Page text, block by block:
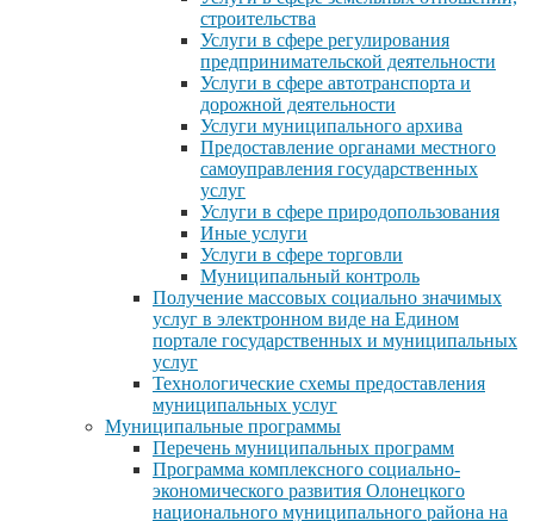
строительства
Услуги в сфере регулирования
предпринимательской деятельности
Услуги в сфере автотранспорта и
дорожной деятельности
Услуги муниципального архива
Предоставление органами местного
самоуправления государственных
услуг
Услуги в сфере природопользования
Иные услуги
Услуги в сфере торговли
Муниципальный контроль
Получение массовых социально значимых
услуг в электронном виде на Едином
портале государственных и муниципальных
услуг
Технологические схемы предоставления
муниципальных услуг
Муниципальные программы
Перечень муниципальных программ
Программа комплексного социально-
экономического развития Олонецкого
национального муниципального района на